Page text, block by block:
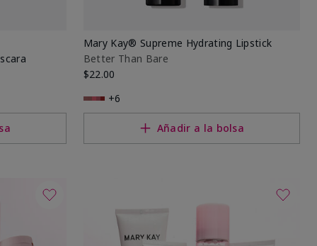
Mary Kay® Supreme Hydrating Lipstick
Better Than Bare
$22.00
+6
Añadir a la bolsa